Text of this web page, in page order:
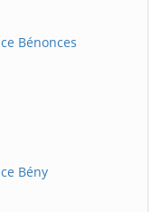
Bénonces
Bény